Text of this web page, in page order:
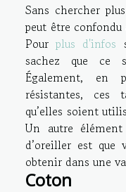
Sans chercher
peut être confondu
Pourplus d'infos
sachez que ce
Également, en
résistantes, ces
qu’elles soient
Un autre
d’oreiller est que
obtenir dans une
Coton